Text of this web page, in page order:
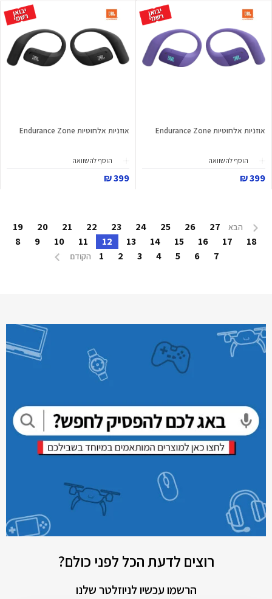
אוזניות אלחוטיות Endurance Zone
הוסף להשוואה
399 ₪
אוזניות אלחוטיות Endurance Zone
הוסף להשוואה
399 ₪
הבא 27
26
25
24
23
22
21
20
19
18
17
16
15
14
13
12
11
10
9
8
7
6
5
4
3
2
1 הקודם
רוצים לדעת הכל לפני כולם?
הרשמו עכשיו לניוזלטר שלנו